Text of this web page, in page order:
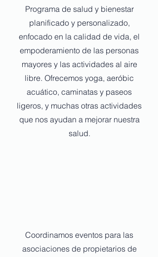
Programa de salud y bienestar
planificado y personalizado,
enfocado en la calidad de vida, el
empoderamiento de las personas
mayores y las actividades al aire
libre. Ofrecemos yoga, aeróbic
acuático, caminatas y paseos
ligeros, y muchas otras actividades
que nos ayudan a mejorar nuestra
salud.
Coordinamos eventos para las
asociaciones de propietarios de